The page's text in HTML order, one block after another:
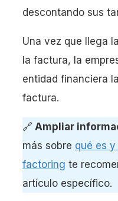
descontando sus
Una vez que llega
la factura, la
entidad financiera
factura.
🔗 Ampliar
más sobre qué es
factoring te
artículo específico.